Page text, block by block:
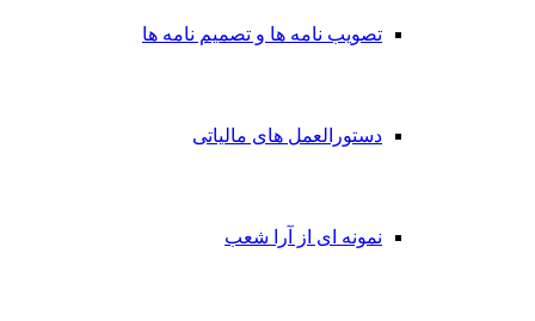
تصویب نامه ها و تصمیم نامه ها
دستورالعمل های مالیاتی
نمونه ای از آرا شعب